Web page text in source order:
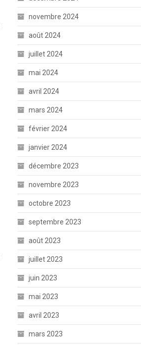
novembre 2024
août 2024
juillet 2024
mai 2024
avril 2024
mars 2024
février 2024
janvier 2024
décembre 2023
novembre 2023
octobre 2023
septembre 2023
août 2023
juillet 2023
juin 2023
mai 2023
avril 2023
mars 2023